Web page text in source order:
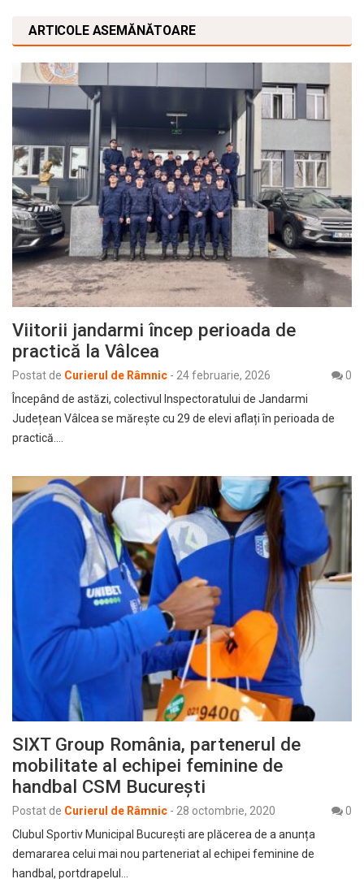
ARTICOLE ASEMĂNĂTOARE
Viitorii jandarmi încep perioada de
practică la Vâlcea
Postat de Curierul de Râmnic - 24 februarie, 2026
0
Începând de astăzi, colectivul Inspectoratului de Jandarmi
Județean Vâlcea se mărește cu 29 de elevi aflați în perioada de
practică.…
SIXT Group România, partenerul de
mobilitate al echipei feminine de
handbal CSM București
Postat de Curierul de Râmnic - 28 octombrie, 2020
0
Clubul Sportiv Municipal București are plăcerea de a anunța
demararea celui mai nou parteneriat al echipei feminine de
handbal, portdrapelul…